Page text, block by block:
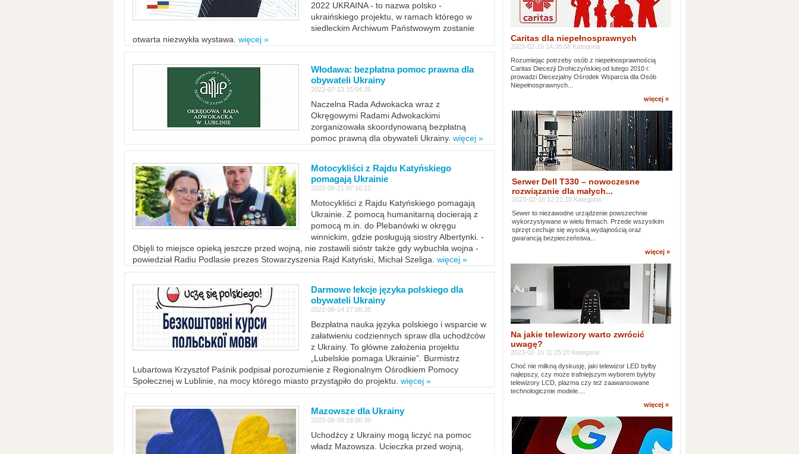
2022 UKRAINA - to nazwa polsko -
ukraińskiego projektu, w ramach którego w
siedleckim Archiwum Państwowym zostanie
otwarta niezwykła wystawa. więcej »
Włodawa: bezpłatna pomoc prawna dla
obywateli Ukrainy
2022-07-13 15:04:39
Naczelna Rada Adwokacka wraz z
Okręgowymi Radami Adwokackimi
zorganizowała skoordynowaną bezpłatną
pomoc prawną dla obywateli Ukrainy. więcej »
Motocykliści z Rajdu Katyńskiego
pomagają Ukrainie
2022-06-21 07:16:22
Motocykliści z Rajdu Katyńskiego pomagają
Ukrainie. Z pomocą humanitarną docierają z
pomocą m.in. do Plebanówki w okręgu
winnickim, gdzie posługują siostry Albertynki. -
Objęli to miejsce opieką jeszcze przed wojną, nie zostawili sióstr także gdy wybuchła wojna -
powiedział Radiu Podlasie prezes Stowarzyszenia Rajd Katyński, Michał Szeliga. więcej »
Darmowe lekcje języka polskiego dla
obywateli Ukrainy
2022-06-14 17:08:38
Bezpłatna nauka języka polskiego i wsparcie w
załatwieniu codziennych spraw dla uchodźców
z Ukrainy. To główne założenia projektu
„Lubelskie pomaga Ukrainie”. Burmistrz
Lubartowa Krzysztof Paśnik podpisał porozumienie z Regionalnym Ośrodkiem Pomocy
Społecznej w Lublinie, na mocy którego miasto przystąpiło do projektu. więcej »
Mazowsze dla Ukrainy
2022-06-09 16:06:39
Uchodźcy z Ukrainy mogą liczyć na pomoc
władz Mazowsza. Ucieczka przed wojną,
Caritas dla niepełnosprawnych
2023-02-16 14:38:58 Kategoria:
Rozumiejąc potrzeby osób z niepełnosprawnością
Caritas Diecezji Drohiczyńskiej od lutego 2010 r.
prowadzi Diecezjalny Ośrodek Wsparcia dla Osób
Niepełnosprawnych...
więcej »
Serwer Dell T330 – nowoczesne
rozwiązanie dla małych...
2023-02-16 12:21:10 Kategoria:
Sewer to niezawodne urządzenie powszechnie
wykorzystywane w wielu firmach. Przede wszystkim
sprzęt cechuje się wysoką wydajnością oraz
gwarancją bezpieczeństwa...
więcej »
Na jakie telewizory warto zwrócić
uwagę?
2023-02-16 11:25:20 Kategoria:
Choć nie milkną dyskusję, jaki telewizor LED byłby
najlepszy, czy może trafniejszym wyborem byłyby
telewizory LCD, plazma czy też zaawansowane
technologicznie modele....
więcej »